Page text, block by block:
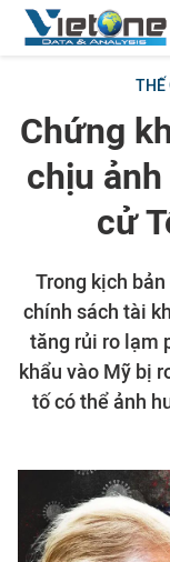
THẾ
Chứng
chịu
cử
Trong kịch
chính sách tài
tăng rủi ro lạm
khẩu vào Mỹ bị
tố có thể ảnh